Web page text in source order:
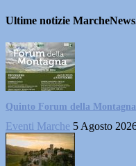
Ultime notizie
Quinto Forum della
Eventi Marche 5 Agosto